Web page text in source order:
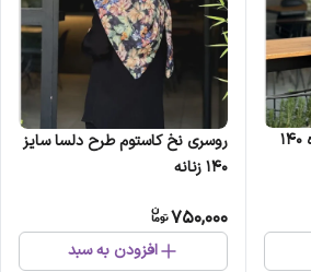
روسری نخ طرح گلشن قواره 140
روسری نخ کاستوم طرح دلسا سایز
140 زنانه
750,000
افزودن به سبد